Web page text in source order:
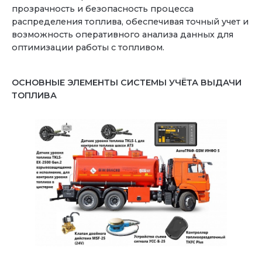
прозрачность и безопасность процесса
распределения топлива, обеспечивая точный учет и
возможность оперативного анализа данных для
оптимизации работы с топливом.
ОСНОВНЫЕ ЭЛЕМЕНТЫ СИСТЕМЫ УЧЁТА ВЫДАЧИ
ТОПЛИВА